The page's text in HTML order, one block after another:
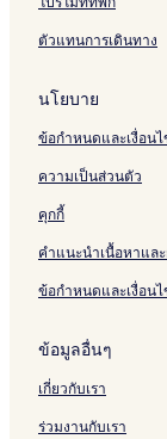
ตัวแทนการเดินทาง
นโยบาย
ข้อกำหนดและเงื่อน
ความเป็นส่วนตัว
คุกกี้
คำแนะนำเนื้อหาแล
ข้อกำหนดและเงื่อน
ข้อมูลอื่นๆ
เกี่ยวกับเรา
ร่วมงานกับเรา